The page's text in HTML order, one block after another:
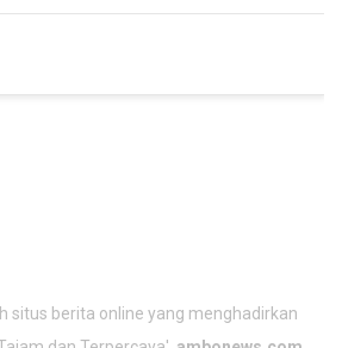
situs berita online yang menghadirkan